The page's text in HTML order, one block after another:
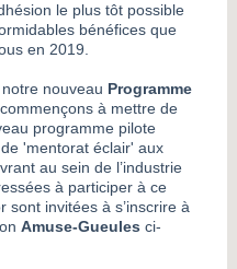
le plus tôt possible
bénéfices que
en 2019.
nouveau Programme
à mettre de
programme pilote
'mentorat éclair' aux
au sein de l’industrie
à participer à ce
invitées à s’inscrire à
Amuse-Gueules ci-